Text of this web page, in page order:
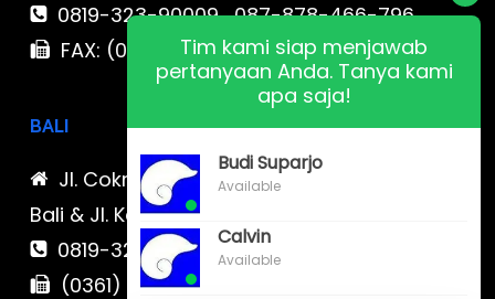
0819-323-90009 , 087-878-466-796
FAX: (021) 780 7511
BALI
Jl. Cokroaminoto No. 17 Denpasar 80116
Bali & Jl. Kerobokan No. 54, Kuta, Bali bali 2
0819-323-90009 , 087-878-466-796
(0361) 734 983
Tim kami siap menjawab
pertanyaan Anda. Tanya kami
apa saja!
Budi Suparjo
Available
Calvin
Available